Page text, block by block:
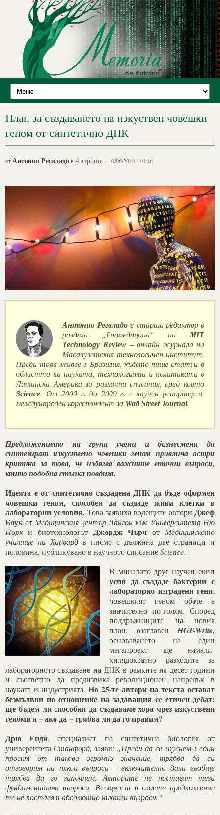
План за създаването на изкуствен човешки
геном от синтетично ДНК
от Антонио Регаладов Антропос · 10/06/2016 · 10:16
Антонио Регаладо е старши редактор в
раздела „Биомедицина“ на MIT
Technology Review– онлайн журнала на
Масачузетския технологичен институт.
Преди това живее в Бразилия, където пише статии в
областта на науката, технологията и политиката в
Латинска Америка за различни списания, сред които
Science. От 2000 г. до 2009 г. е научен репортер и
международен кореспондент за Wall Street Journal.
Предложението на група учени и бизнесмени да
синтезират изкуствено човешки геном привлича остри
критика за това, че избягва важните етични въпроси,
които подобна стъпка повдига.
Идеята е от синтетично създадена ДНК да бъде оформен
човешки геном, способен да създаде живи клетки в
лабораторни условия. Това заявиха водещите автори Джеф
Боук от Медицинския център Лангонкъм Университета Ню
Йорки биотехнологът Джордж Чърч от Медицинското
училище на Харвард в писмо с дължина две страници и
половина, публикувано в научното списаниеScience.
В миналото друг научен екип
успя да създаде бактерии с
лабораторно изградени гени;
човешкият геном обаче е
значително по-голям. Според
поддръжниците на новия
план, озаглавен HGP-Write,
основаването на един
мегапроект ще намали
хилядократно разходите за
лабораторното създаване на ДНК в рамките на десет години
и съответно да предизвика революционен напредък в
науката и индустрията.Но 25-те автори на текста остават
безмълвни по отношение на задаващия се етичен дебат:
ще бъдем ли способни да създаваме хора чрез изкуствени
геноми и – ако да – трябва ли да го правим?
Дрю Енди, специалист по синтетична биология от
университета Станфорд, заяви: „Преди да се впуснем в един
проект от такова огромно значение, трябва да си
отговорим на някои въпроси – включително дали въобще
трябва да го започнем. Авторите не поставят тези
фундаментални въпроси. Всъщност в своето предложение
те не поставят абсолютно никакви въпроси.“